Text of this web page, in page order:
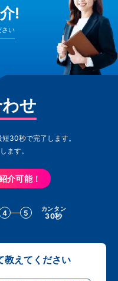
!
さい
せ
30秒で完了します。
ます。
介可能！
4 5 カンタン
30秒
教えてください